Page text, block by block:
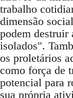
trabalho
dimensão
podem destruir
isolados".
os proletários
como força de
potencial para
sua própria